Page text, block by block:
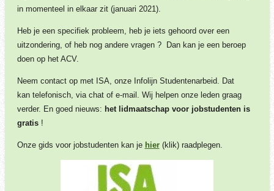
in momenteel in elkaar zit (januari 2021).
Heb je een specifiek probleem, heb je iets gehoord over een
uitzondering, of heb nog andere vragen ? Dan kan je een beroep
doen op het ACV.
Neem contact op met ISA, onze Infolijn Studentenarbeid. Dat
kan telefonisch, via chat of e-mail. Wij helpen onze leden graag
verder. En goed nieuws: het lidmaatschap voor jobstudenten is
gratis!
Onze gids voor jobstudenten kan je hier(klik) raadplegen.